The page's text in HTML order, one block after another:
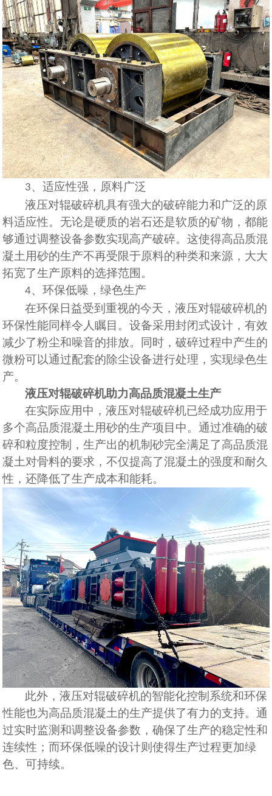
3、适应性强，原料广泛
液压对辊破碎机具有强大的破碎能力和广泛的原
料适应性。无论是硬质的岩石还是软质的矿物，都能
够通过调整设备参数实现高产破碎。这使得高品质混
凝土用砂的生产不再受限于原料的种类和来源，大大
拓宽了生产原料的选择范围。
4、环保低噪，绿色生产
在环保日益受到重视的今天，液压对辊破碎机的
环保性能同样令人瞩目。设备采用封闭式设计，有效
减少了粉尘和噪音的排放。同时，破碎过程中产生的
微粉可以通过配套的除尘设备进行处理，实现绿色生
产。
液压对辊破碎机助力高品质混凝土生产
在实际应用中，液压对辊破碎机已经成功应用于
多个高品质混凝土用砂的生产项目中。通过准确的破
碎和粒度控制，生产出的机制砂完全满足了高品质混
凝土对骨料的要求，不仅提高了混凝土的强度和耐久
性，还降低了生产成本和能耗。
此外，液压对辊破碎机的智能化控制系统和环保
性能也为高品质混凝土的生产提供了有力的支持。通
过实时监测和调整设备参数，确保了生产的稳定性和
连续性；而环保低噪的设计则使得生产过程更加绿
色、可持续。